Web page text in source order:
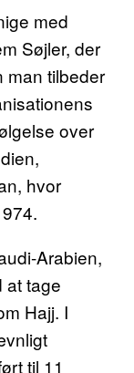
med
Søjler, der
man tilbeder
over
hvor
Arabien,
at tage
Hajj. I
til 11